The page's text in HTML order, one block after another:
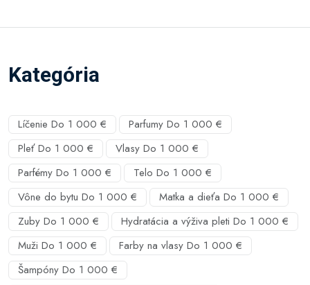
Kategória
Líčenie Do 1 000 €
Parfumy Do 1 000 €
Pleť Do 1 000 €
Vlasy Do 1 000 €
Parfémy Do 1 000 €
Telo Do 1 000 €
Vône do bytu Do 1 000 €
Matka a dieťa Do 1 000 €
Zuby Do 1 000 €
Hydratácia a výživa pleti Do 1 000 €
Muži Do 1 000 €
Farby na vlasy Do 1 000 €
Šampóny Do 1 000 €